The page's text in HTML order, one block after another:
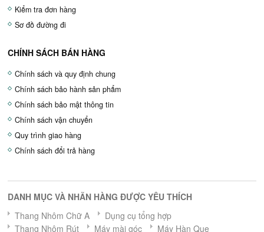
Kiểm tra đơn hàng
Sơ đồ đường đi
CHÍNH SÁCH BÁN HÀNG
Chính sách và quy định chung
Chính sách bảo hành sản phẩm
Chính sách bảo mật thông tin
Chính sách vận chuyển
Quy trình giao hàng
Chính sách đổi trả hàng
DANH MỤC VÀ NHÃN HÀNG ĐƯỢC YÊU THÍCH
Thang Nhôm Chữ A
Dụng cụ tổng hợp
Thang Nhôm Rút
Máy mài góc Máy Hàn Que